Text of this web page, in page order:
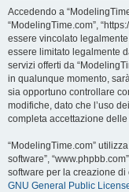
Accedendo a
“ModelingTime.com”,
essere vincolato
essere limitato legalmente
servizi offerti da
in qualunque momento,
sia opportuno controllare
modifiche, dato che l’uso
completa accettazione
“ModelingTime.com”
software”,
software per la creazione di
GNU General Public